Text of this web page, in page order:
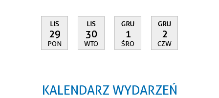
LIS
29
PON
LIS
30
WTO
GRU
1
ŚRO
GRU
2
CZW
KALENDARZ WYDARZEŃ